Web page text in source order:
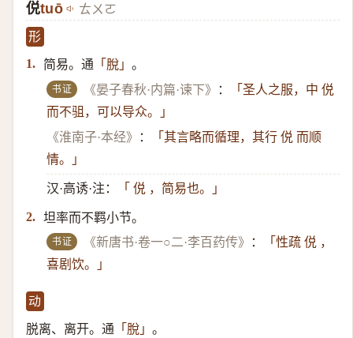
侻tuō ㄊㄨㄛ
形
1.
简易。通 「脫」 。
书证 《晏子春秋·内篇·谏下》 ：
「圣人之服，中 侻
而不驵，可以导众。」
《淮南子·本经》
：
「其言略而循理，其行 侻 而顺
情。」
汉·高诱·注： 「 侻 ，简易也。」
2. 坦率而不羁小节。
书证 《新唐书·卷一○二·李百药传》 ：
「性疏 侻 ，
喜剧饮。」
动
脱离、离开。通 「脫」 。